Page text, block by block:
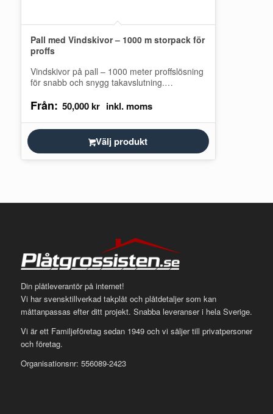
Pall med Vindskivor – 1000 m storpack för
proffs
Vindskivor på pall – 1000 meter proffslösning
för snabb och snygg takavslutning.
regn och snö,…
Från: 50,000kr
Välj produkt
Din plåtleverantör på internet!
Vi har svensktillverkad takplåt och plåtdetaljer som kan
måttanpassas efter ditt projekt. Snabba leveranser i hela Sverige.
Vi är ett Familjeföretag sedan 1949 och vi säljer till privatpersoner
och företag.
Organisationsnr: 556089-2423